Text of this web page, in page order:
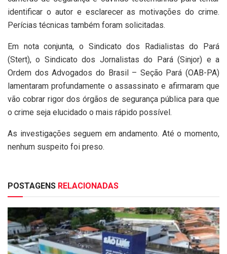
identificar o autor e esclarecer as motivações do crime.
Perícias técnicas também foram solicitadas.
Em nota conjunta, o Sindicato dos Radialistas do Pará
(Stert), o Sindicato dos Jornalistas do Pará (Sinjor) e a
Ordem dos Advogados do Brasil – Seção Pará (OAB-PA)
lamentaram profundamente o assassinato e afirmaram que
vão cobrar rigor dos órgãos de segurança pública para que
o crime seja elucidado o mais rápido possível.
As investigações seguem em andamento. Até o momento,
nenhum suspeito foi preso.
POSTAGENS RELACIONADAS